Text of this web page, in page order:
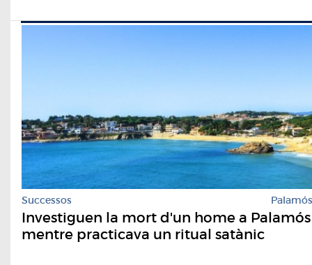
Successos Palamós
Investiguen la mort d'un home a Palamós
mentre practicava un ritual satànic